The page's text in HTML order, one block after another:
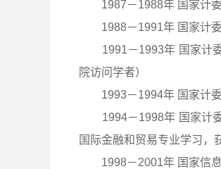
1987－1988年 国家计委
1988－1991年 国家计委
1991－1993年 国家计委
院访问学者）
1993－1994年 国家计委
1994－1998年 国家计委
国际金融和贸易专业学习，
1998－2001年 国家信息